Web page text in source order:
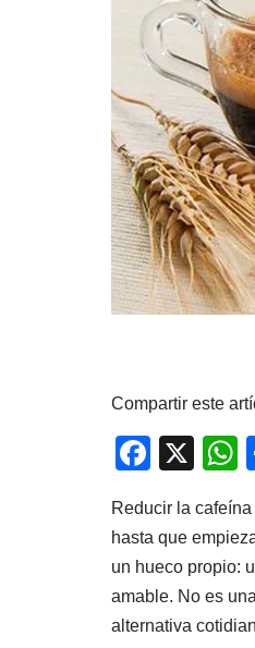
Compartir este
F
c
e
b
o
X
s
p
Reducir la
hasta que
un hueco propio:
amable. No es
alternativa